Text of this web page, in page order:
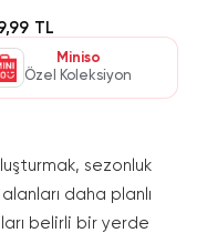
TL
Miniso
Özel Koleksiyon
sezonluk
daha planlı
belirli bir yerde